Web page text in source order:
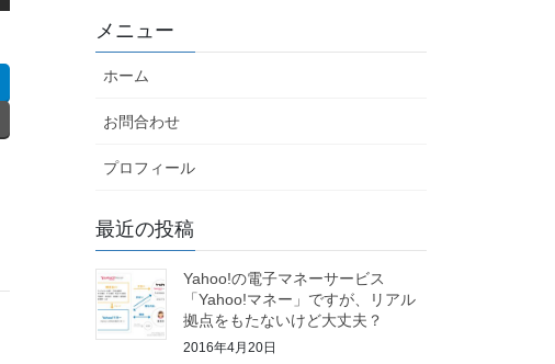
メニュー
ホーム
お問合わせ
プロフィール
最近の投稿
Yahoo!の電子マネーサービス
「Yahoo!マネー」ですが、リアル
拠点をもたないけど大丈夫？
2016年4月20日